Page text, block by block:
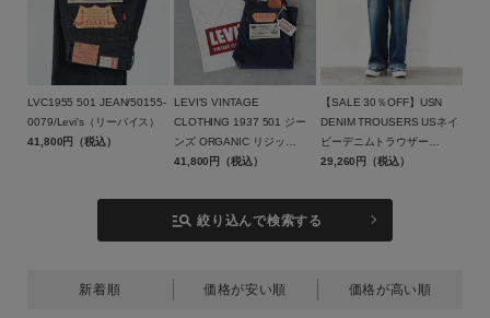
ブランド
LVC1955 501 JEAN/50155-
0079/Levi's（リーバイス）
41,800円（税込）
LEVI'S VINTAGE
CLOTHING 1937 501 ジー
ンズ ORGANIC リジッ
ド/37501-0018/Levi's（リー
41,800円（税込）
【SALE 30％OFF】USN
DENIM TROUSERS USネイ
ビーデニムトラウザー
ズ/2026SS-PT4-YT/New
ル）【返品交換不可】
29,260円（税込）
manage_search 絞り込んで検索する
新着順 価格が安い順 価格が高い順